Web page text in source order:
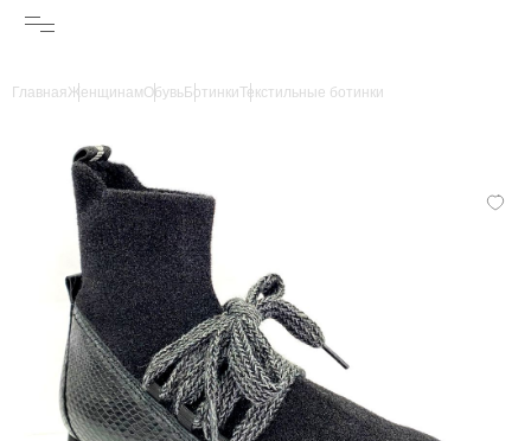
ГлавнаяЖенщинамОбувьБотинкиТекстильные ботинки